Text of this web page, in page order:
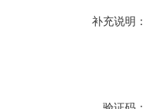
补充说明：